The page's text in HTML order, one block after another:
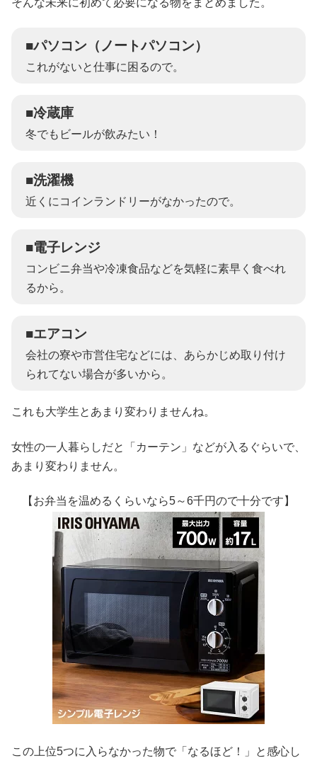
そんな未来に初めて必要になる物をまとめました。
■パソコン（ノートパソコン）
これがないと仕事に困るので。
■冷蔵庫
冬でもビールが飲みたい！
■洗濯機
近くにコインランドリーがなかったので。
■電子レンジ
コンビニ弁当や冷凍食品などを気軽に素早く食べれ
るから。
■エアコン
会社の寮や市営住宅などには、あらかじめ取り付け
られてない場合が多いから。
これも大学生とあまり変わりませんね。
女性の一人暮らしだと「カーテン」などが入るぐらいで、
あまり変わりません。
【お弁当を温めるくらいなら5～6千円ので十分です】
この上位5つに入らなかった物で「なるほど！」と感心し